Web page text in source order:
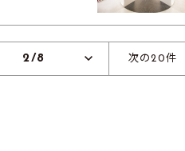
2/8 次の20件